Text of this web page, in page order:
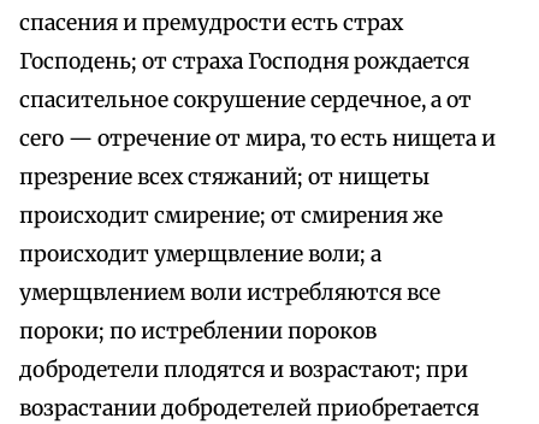
спасения и премудрости есть страх
Господень; от страха Господня рождается
спасительное сокрушение сердечное, а от
сего — отречение от мира, то есть нищета и
презрение всех стяжаний; от нищеты
происходит смирение; от смирения же
происходит умерщвление воли; а
умерщвлением воли истребляются все
пороки; по истреблении пороков
добродетели плодятся и возрастают; при
возрастании добродетелей приобретается